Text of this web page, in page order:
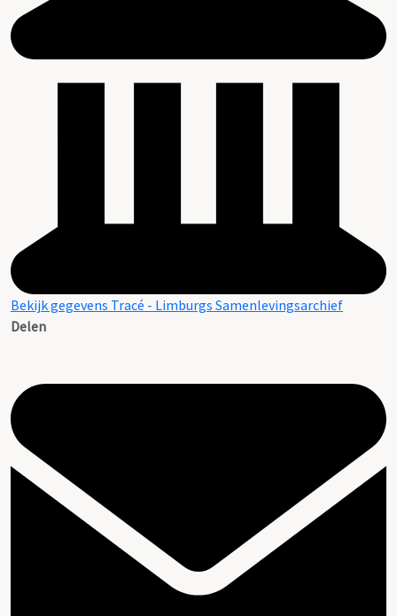
Bekijk gegevens Tracé - Limburgs Samenlevingsarchief
Delen